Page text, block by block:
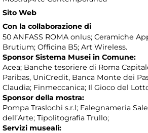
Sito Web
Con la collaborazione di
50 ANFASS ROMA onlus; Ceramiche
Brutium; Officina B5; Art Wireless.
Sponsor Sistema Musei in Comune:
Acea; Banche tesoriere di Roma
Paribas, UniCredit, Banca Monte dei
Claudia; Finmeccanica; Il Gioco del
Sponsor della mostra:
Pompa Traslochi s.r.l; Falegnameria
dell’Arte; Tipolitografia Trullo;
Servizi museali: